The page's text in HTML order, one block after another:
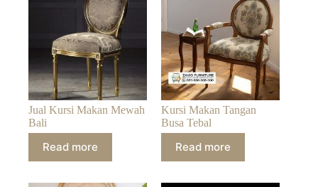
Jual Kursi Makan Mewah
Bali
Read more
Kursi Makan Tangan
Busa Tebal
Read more